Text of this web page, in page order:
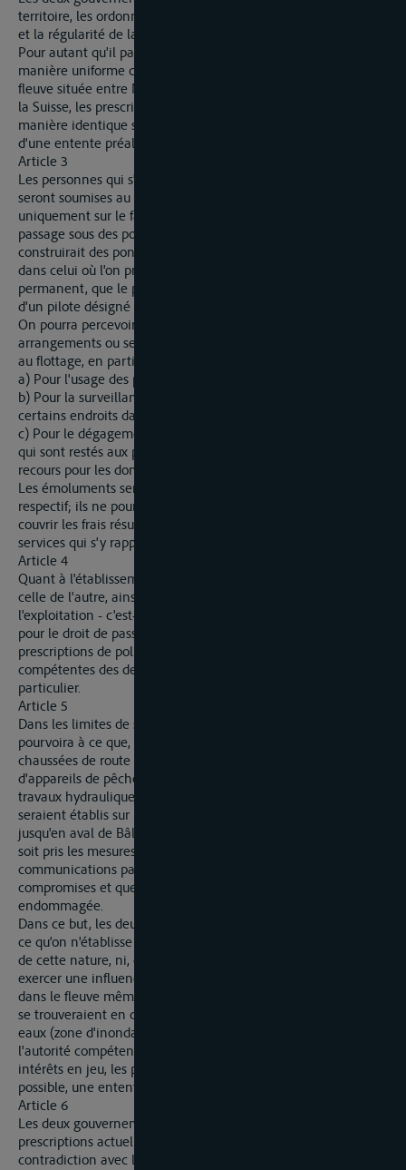
territoire, les ordonnances de police nécessaires pour la sûreté
et la régularité de la navigation et du flottage.
Pour autant qu'il paraîtra nécessaire ou utile de régler d'une
manière uniforme ces dispositions pour la partie du cours du
fleuve située entre Neuhausen et la frontière entre l'Alsace et
la Suisse, les prescriptions de police seront rédigées d'une
manière identique sur tous les points essentiels, sur la base
d'une entente préalable entre les deux gouvernements.
Article 3
Les personnes qui s'occupent de navigation et de flottage ne
seront soumises au paiement d'aucun droit reposant
uniquement sur le fait de l'usage des eaux du fleuve ou sur le
passage sous des ponts, pas même dans le cas où l'on
construirait des ponts de bateaux sur cette partie du Rhin, ou
dans celui où l'on prescrirait, pour la sécurité d'un pont
permanent, que le passage ne peut avoir lieu qu'avec l'aide
d'un pilote désigné dans ce but.
On pourra percevoir des émoluments pour des constructions,
arrangements ou services spéciaux, servant à la navigation ou
au flottage, en particulier:
a) Pour l'usage des places de débarquement, d'amarrage, etc.;
b) Pour la surveillance spéciale de police organisée en
certains endroits dans l'intérêt du flottage;
c) Pour le dégagement, la pêche et la garde des bois flottés
qui sont restés aux piles des ponts ou ailleurs, sous réserve du
recours pour les dommages qui auraient pu en résulter.
Les émoluments seront fixés par un tarif du gouvernement
respectif; ils ne pourront dépasser le chiffre nécessaire pour
couvrir les frais résultant des constructions, arrangements ou
services qui s'y rapportent.
Article 4
Quant à l'établissement de passages de la rive d'un Etat à
celle de l'autre, ainsi que pour la réglementation de
l'exploitation - c'est-à-dire aussi bien pour la commission et
pour le droit de passage que pour ce qui concerne les
prescriptions de police et de douanes - les autorités
compétentes des deux pays s'entendront dans chaque cas
particulier.
Article 5
Dans les limites de son territoire, chacun des gouvernements
pourvoira à ce que, dans le cas d'ouvrages artificiels (tels que
chaussées de route ou autres, installations permanentes
d'appareils de pêche, roues hydrauliques, ponts, etc.), ou de
travaux hydrauliques et de travaux d'endiguement, qui
seraient établis sur la partie du fleuve située de Neuhausen
jusqu'en aval de Bâle, ou qui seraient notablement modifiés, il
soit pris les mesures nécessaires pour empêcher que les
communications par eau ne soient sensiblement entravées ou
compromises et que la rive appartenant à l'autre Etat ne soit
endommagée.
Dans ce but, les deux gouvernements s'engagent à pourvoir à
ce qu'on n'établisse ni ne modifie notablement des ouvrages
de cette nature, ni, en général, des travaux qui pourraient
exercer une influence sensible sur l'écoulement des eaux,
dans le fleuve même ou sur ses rives, pour autant que celles-ci
se trouveraient en dessous du plus haut niveau connu des
eaux (zone d'inondation), avant que l'on ait communiqué à
l'autorité compétente de l'autre Etat, pour sauvegarder les
intérêts en jeu, les plans de l'ouvrage projeté, afin d'amener, si
possible, une entente.
Article 6
Les deux gouvernements veilleront à ce que toutes les
prescriptions actuellement existantes, qui seraient en
contradiction avec la présente convention et avec les mesures